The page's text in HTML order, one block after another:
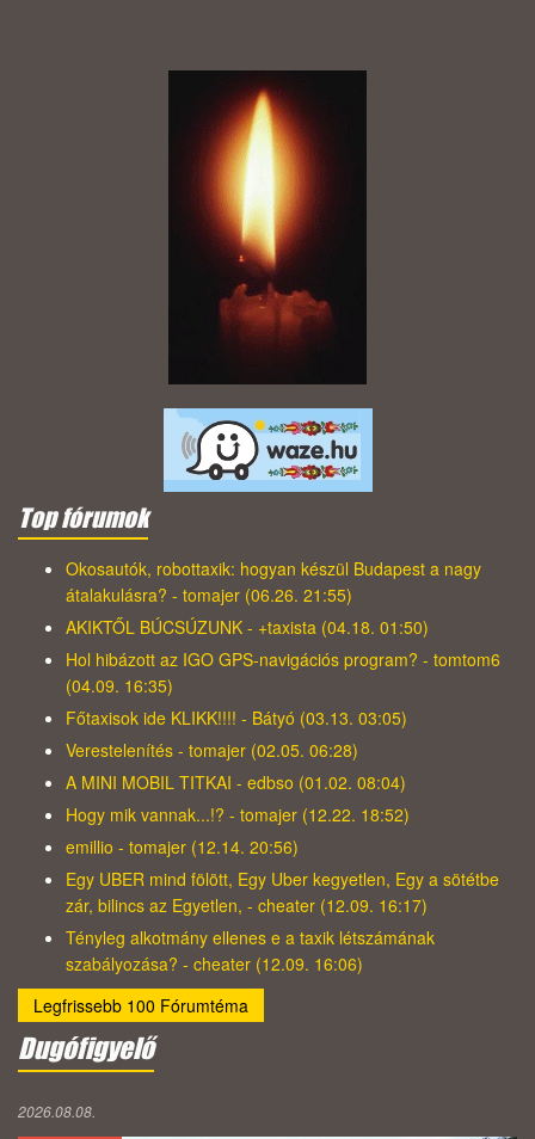
Top fórumok
Okosautók, robottaxik: hogyan készül Budapest a nagy
átalakulásra? - tomajer (06.26. 21:55)
AKIKTŐL BÚCSÚZUNK - +taxista (04.18. 01:50)
Hol hibázott az IGO GPS-navigációs program? - tomtom6
(04.09. 16:35)
Főtaxisok ide KLIKK!!!! - Bátyó (03.13. 03:05)
Verestelenítés - tomajer (02.05. 06:28)
A MINI MOBIL TITKAI - edbso (01.02. 08:04)
Hogy mik vannak...!? - tomajer (12.22. 18:52)
emillio - tomajer (12.14. 20:56)
Egy UBER mind fölött, Egy Uber kegyetlen, Egy a sötétbe
zár, bilincs az Egyetlen, - cheater (12.09. 16:17)
Tényleg alkotmány ellenes e a taxik létszámának
szabályozása? - cheater (12.09. 16:06)
Legfrissebb 100 Fórumtéma
Dugófigyelő
2026.08.08.